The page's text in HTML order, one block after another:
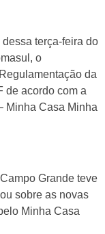
terça-feira do
o
da
de acordo com a
Minha Casa Minha
Grande teve
sobre as novas
Minha Casa